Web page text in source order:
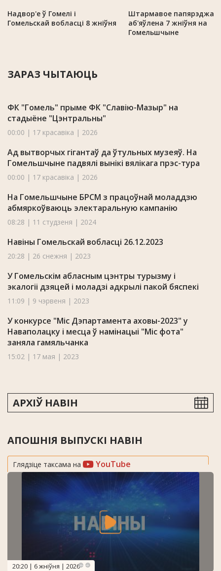
Надвор'е ў Гомелі і
Гомельскай вобласці 8 жніўня
Штармавое
аб'яўлена 7 жніўня на
Гомельшчыне
ЗАРАЗ ЧЫТАЮЦЬ
ФК "Гомель" прыме ФК "Славію-Мазыр" на
стадыёне "Цэнтральны"
00:00 | 17 красавіка | 2026
Ад вытворчых гігантаў да ўтульных музеяў. На
Гомельшчыне падвялі вынікі вялікага прэс-тура
00:00 | 17 красавіка | 2026
На Гомельшчыне БРСМ з працоўнай моладдзю
абмяркоўваюць электаральную кампанію
08:28 | 11 студзеня | 2024
Навіны Гомельскай вобласці 26.12.2023
20:28 | 26 снежня | 2023
У Гомельскім абласным цэнтры турызму і
экалогіі дзяцей і моладзі адкрылі пакой бяспекі
11:09 | 9 чэрвеня | 2023
У конкурсе "Міс Дэпартамента аховы-2023" у
Наваполацку i месца ў намінацыі "Міс фота"
заняла гамяльчанка
15:02 | 17 мая | 2023
АРХІЎ НАВІН
АПОШНІЯ ВЫПУСКІ НАВІН
Глядзіце таксама на YouTube
20:20 | 6 жніўня | 2026